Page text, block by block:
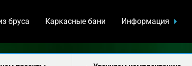
бруса Каркасные бани Информация